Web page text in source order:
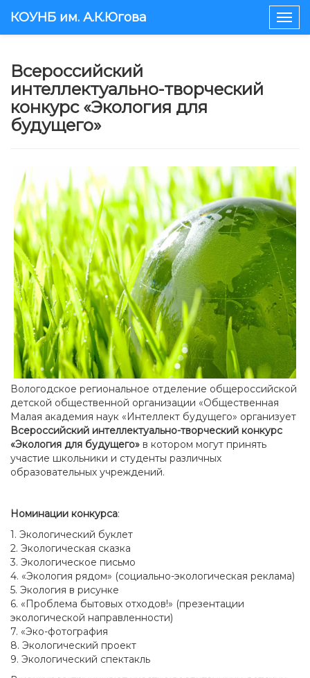
КОУНБ им. А.К.Югова
Всероссийский
интеллектуально-творческий
конкурс «Экология для
будущего»
Вологодское региональное отделение общероссийской
детской общественной организации «Общественная
Малая академия наук «Интеллект будущего» организует
Всероссийский интеллектуально-творческий конкурс
«Экология для будущего» в котором могут принять
участие школьники и студенты различных
образовательных учреждений.
Номинации конкурса:
1. Экологический буклет
2. Экологическая сказка
3. Экологическое письмо
4. «Экология рядом» (социально-экологическая реклама)
5. Экология в рисунке
6. «Проблема бытовых отходов!» (презентации
экологической направленности)
7. «Эко-фотография
8. Экологический проект
9. Экологический спектакль